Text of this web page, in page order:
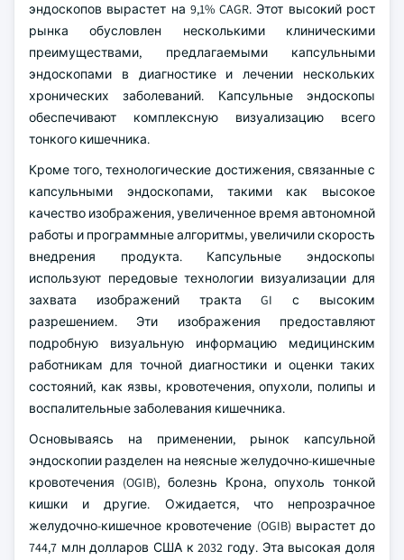
эндоскопов вырастет на 9,1% CAGR. Этот высокий рост
рынка обусловлен несколькими клиническими
преимуществами, предлагаемыми капсульными
эндоскопами в диагностике и лечении нескольких
хронических заболеваний. Капсульные эндоскопы
обеспечивают комплексную визуализацию всего
тонкого кишечника.
Кроме того, технологические достижения, связанные с
капсульными эндоскопами, такими как высокое
качество изображения, увеличенное время автономной
работы и программные алгоритмы, увеличили скорость
внедрения продукта. Капсульные эндоскопы
используют передовые технологии визуализации для
захвата изображений тракта GI с высоким
разрешением. Эти изображения предоставляют
подробную визуальную информацию медицинским
работникам для точной диагностики и оценки таких
состояний, как язвы, кровотечения, опухоли, полипы и
воспалительные заболевания кишечника.
Основываясь на применении, рынок капсульной
эндоскопии разделен на неясные желудочно-кишечные
кровотечения (OGIB), болезнь Крона, опухоль тонкой
кишки и другие. Ожидается, что непрозрачное
желудочно-кишечное кровотечение (OGIB) вырастет до
744,7 млн долларов США к 2032 году. Эта высокая доля